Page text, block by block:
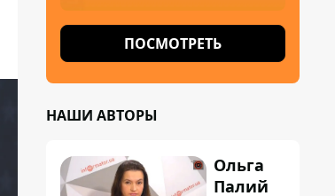
ПОСМОТРЕТЬ
НАШИ АВТОРЫ
Ольга
Палий